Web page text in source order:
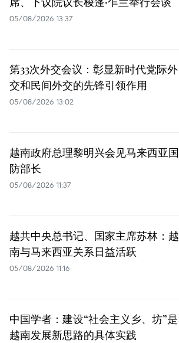
05/08/2026 13:37
第33次外交会议：彰显新时代党际外
交和民间外交的先锋引领作用
05/08/2026 13:02
越南政府总理黎明兴会见马来西亚国
防部长
05/08/2026 11:37
越共中央总书记、国家主席苏林：越
南与马来西亚关系日益活跃
05/08/2026 11:16
中国学者：建设“社会主义乡、坊”是
越南发展新思路的具体实践